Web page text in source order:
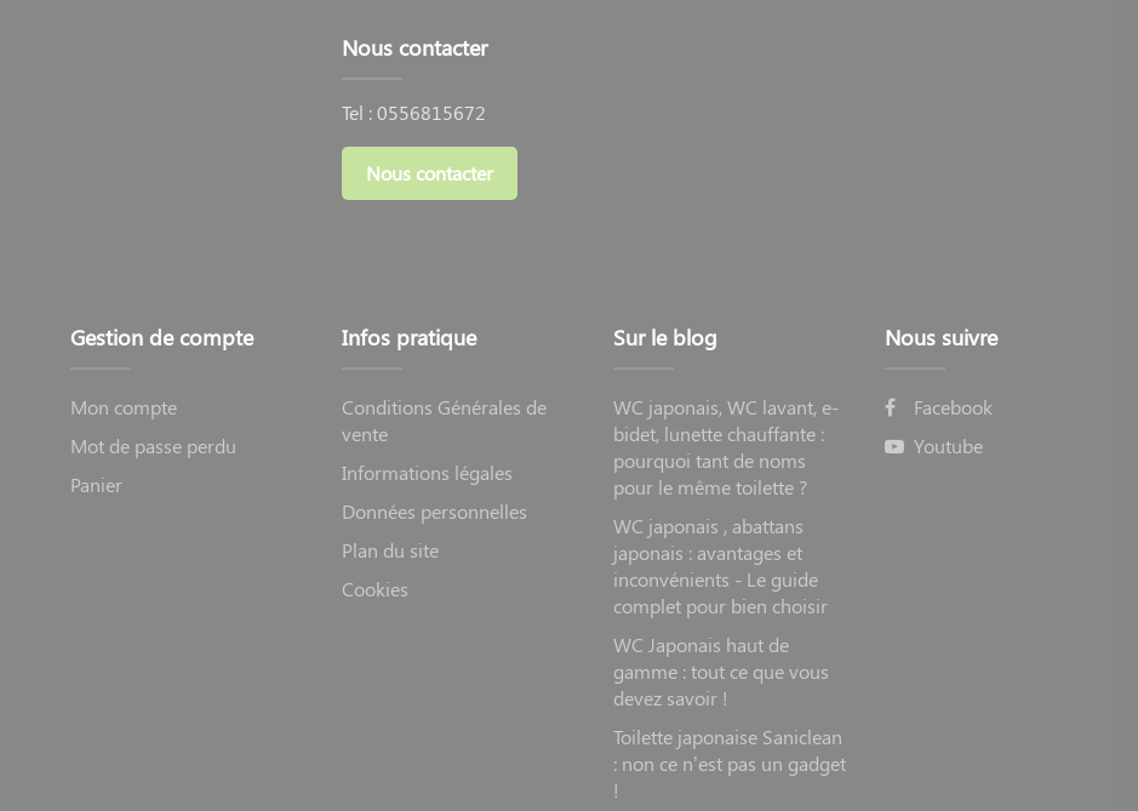
Nous contacter
Tel :0556815672
Nous contacter
Gestion de compte
Mon compte
Mot de passe perdu
Panier
Infos pratique
Conditions Générales de
vente
Informations légales
Données personnelles
Plan du site
Cookies
Sur le blog
WC japonais, WC lavant, e-
bidet, lunette chauffante :
pourquoi tant de noms
pour le même toilette ?
WC japonais , abattans
japonais : avantages et
inconvénients - Le guide
complet pour bien choisir
WC Japonais haut de
gamme : tout ce que vous
devez savoir !
Toilette japonaise Saniclean
: non ce n’est pas un gadget
!
Nous suivre
Facebook
Youtube